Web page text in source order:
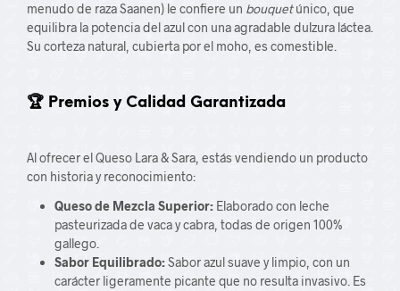
menudo de raza Saanen) le confiere un bouquetúnico, que
equilibra la potencia del azul con una agradable dulzura láctea.
Su corteza natural, cubierta por el moho, es comestible.
🏆 Premios y Calidad Garantizada
Al ofrecer el Queso Lara & Sara, estás vendiendo un producto
con historia y reconocimiento:
Queso de Mezcla Superior:Elaborado con leche
pasteurizada de vaca y cabra, todas de origen 100%
gallego.
Sabor Equilibrado:Sabor azul suave y limpio, con un
carácter ligeramente picante que no resulta invasivo. Es